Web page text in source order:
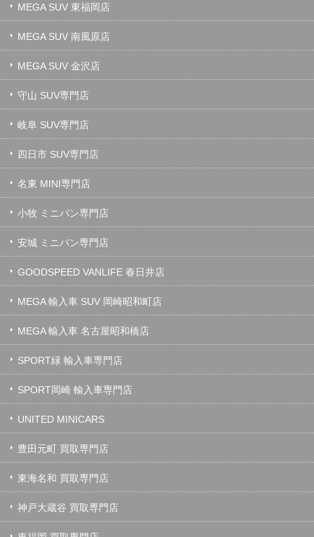
MEGA SUV 東福岡店
MEGA SUV 南風原店
MEGA SUV 金沢店
守山 SUV専門店
岐阜 SUV専門店
四日市 SUV専門店
名東 MINI専門店
小牧 ミニバン専門店
安城 ミニバン専門店
GOODSPEED VANLIFE 春日井店
MEGA 輸入車 SUV 岡崎昭和町店
MEGA 輸入車 名古屋昭和橋店
SPORT緑 輸入車専門店
SPORT岡崎 輸入車専門店
UNITED MINICARS
豊田元町 買取専門店
東海名和 買取専門店
神戸大蔵谷 買取専門店